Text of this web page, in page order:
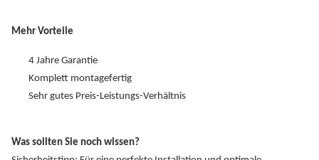
Mehr Vorteile
4 Jahre Garantie
Komplett montagefertig
Sehr gutes Preis-Leistungs-Verhältnis
Was sollten Sie noch wissen?